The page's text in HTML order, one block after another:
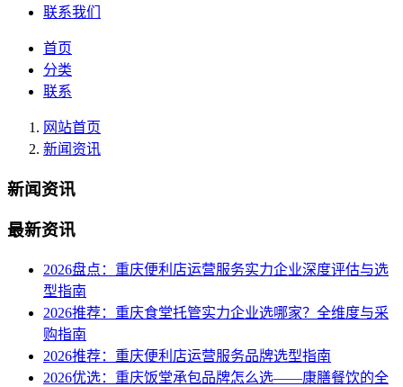
联系我们
首页
分类
联系
网站首页
新闻资讯
新闻资讯
最新资讯
2026盘点：重庆便利店运营服务实力企业深度评估与选
型指南
2026推荐：重庆食堂托管实力企业选哪家？全维度与采
购指南
2026推荐：重庆便利店运营服务品牌选型指南
2026优选：重庆饭堂承包品牌怎么选——康膳餐饮的全